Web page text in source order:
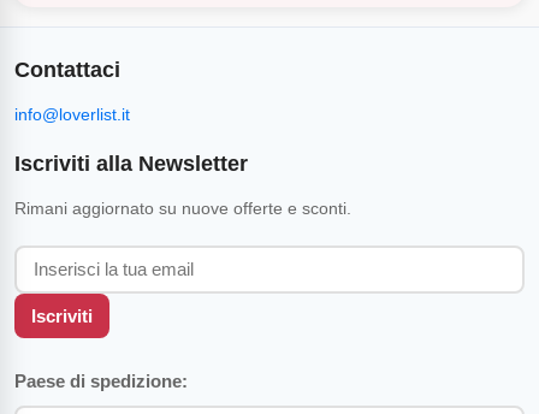
Contattaci
info@loverlist.it
Iscriviti alla Newsletter
Rimani aggiornato su nuove offerte e sconti.
Iscriviti
Paese di spedizione: